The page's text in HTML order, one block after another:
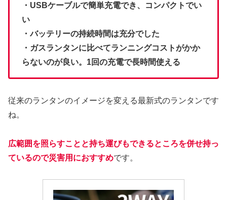
・USBケーブルで簡単充電でき、コンパクトでい
い
・バッテリーの持続時間は充分でした
・ガスランタンに比べてランニングコストがかか
らないのが良い。1回の充電で長時間使える
従来のランタンのイメージを変える最新式のランタンです
ね。
広範囲を照らすことと持ち運びもできるところを併せ持っ
ているので災害用におすすめです。